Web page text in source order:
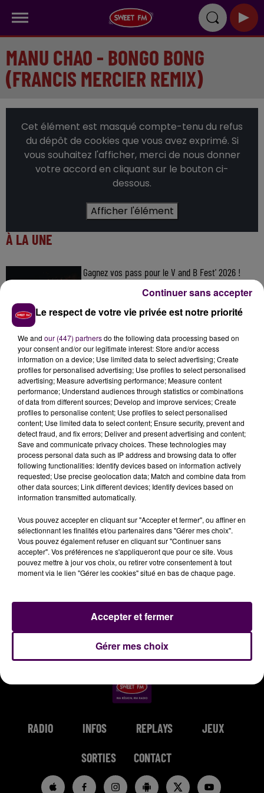
MANU CHAO - BONGO BONG
(FRANCIS MERCIER REMIX)
Cet élément est masqué compte-tenu du refus
du dépôt de cookies que vous avez exprimé. Si
vous souhaitez l'afficher, merci de nous donner
votre accord en cliquant sur le bouton ci-
dessous.
Afficher l'élément
À LA UNE
Gagnez vos pass pour le V and B Fest' 2026 !
Kids !
Athlétisme : quatre représentants du Centre-Val
de Loire aux...
DERNIERS TITRES
10h02
10h02 9h57
9h57
AMIR
9h54
9h54
RADIO INFOS REPLAYS JEUX
SORTIES CONTACT
Le respect de votre vie privée est notre priorité
We and our (447) partnersdo the following data processing based on
your consent and/or our legitimate interest: Store and/or access
information on a device; Use limited data to select advertising; Create
profiles for personalised advertising; Use profiles to select personalised
advertising; Measure advertising performance; Measure content
performance; Understand audiences through statistics or combinations
of data from different sources; Develop and improve services; Create
profiles to personalise content; Use profiles to select personalised
content; Use limited data to select content; Ensure security, prevent and
detect fraud, and fix errors; Deliver and present advertising and content;
Save and communicate privacy choices. These technologies may
process personal data such as IP address and browsing data to offer
following functionalities: Identify devices based on information actively
requested; Use precise geolocation data; Match and combine data from
other data sources; Link different devices; Identify devices based on
information transmitted automatically.
Vous pouvez accepter en cliquant sur "Accepter et fermer", ou affiner en
sélectionnant les finalités et/ou partenaires dans "Gérer mes choix".
Vous pouvez également refuser en cliquant sur "Continuer sans
accepter". Vos préférences ne s'appliqueront que pour ce site. Vous
pouvez mettre à jour vos choix, ou retirer votre consentement à tout
moment via le lien "Gérer les cookies" situé en bas de chaque page.
Gérer mes choix
Accepter et fermer
Continuer sans accepter